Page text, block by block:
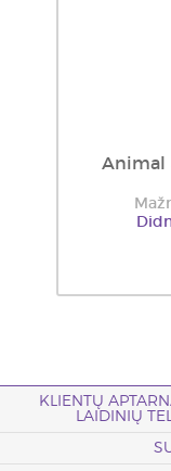
Animal
KLIENTŲ
LAIDINIŲ